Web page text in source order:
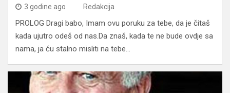
3 godine ago Redakcija
PROLOG Dragi babo, Imam ovu poruku za tebe, da je čitaš
kada ujutro odeš od nas.Da znaš, kada te ne bude ovdje sa
nama, ja ću stalno misliti na tebe…